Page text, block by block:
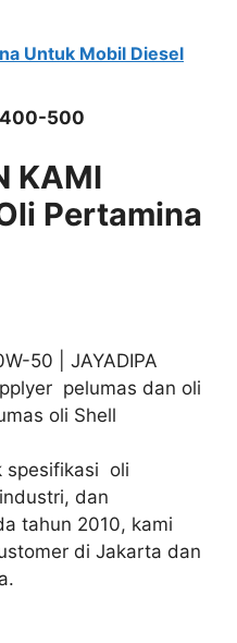
Untuk Mobil Diesel
500
KAMI
Pertamina
50 | JAYADIPA
pelumas dan oli
oli Shell
spesifikasi oli
dan
tahun 2010, kami
di Jakarta dan